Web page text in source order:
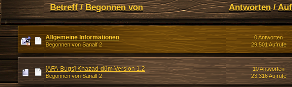
Betreff/Begonnen von Antworten/
Allgemeine Informationen
Begonnen von Sanalf 2
0 Antworten
29.501 Aufrufe
[AFA-Bugs] Khazad-dûm Version 1.2
Begonnen von Sanalf 2
10 Antworten
23.316 Aufrufe